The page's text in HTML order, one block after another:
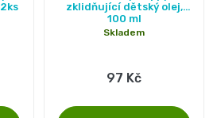
zklidňující dětský olej,
100 ml
Skladem
97 Kč